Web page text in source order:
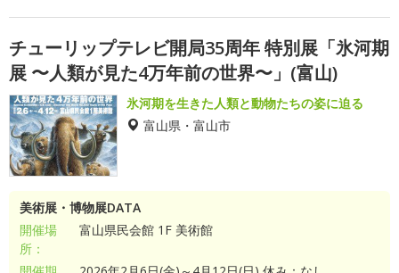
チューリップテレビ開局35周年 特別展「氷河期
展 〜人類が見た4万年前の世界〜」(富山)
氷河期を生きた人類と動物たちの姿に迫る
富山県・富山市
美術展・博物展DATA
開催場
所：
富山県民会館 1F 美術館